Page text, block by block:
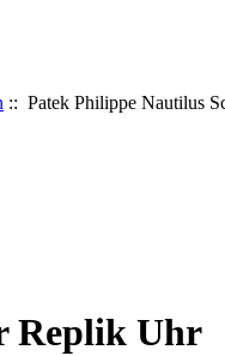
:: Patek Philippe Nautilus
Replik Uhr